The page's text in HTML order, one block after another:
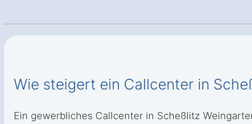
Wie steigert ein Callcenter in
Ein gewerbliches Callcenter in Scheßlitz